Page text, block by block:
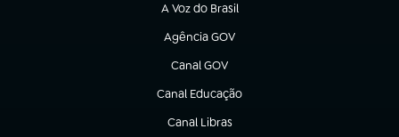
A Voz do Brasil
(abre em nova aba)
Agência GOV
(abre em nova aba)
Canal GOV
(abre em nova aba)
Canal Educação
(abre em nova aba)
Canal Libras
(abre em nova aba)